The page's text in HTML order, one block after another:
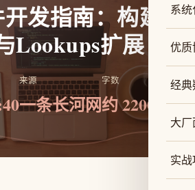
系
优质
经典
大
实
发指南：构建自
Lookups扩展
来源
一条长河网
字数
约 2200